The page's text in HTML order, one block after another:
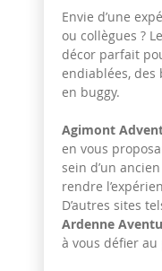
Envie d’une
ou collègues ?
décor parfait
endiablées, des
en buggy.
Agimont
en vous
sein d’un
rendre
D’autres sites
Ardenne
à vous défier